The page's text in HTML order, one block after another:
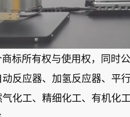
标所有权与使用权，同时
反应器、加氢反应器、平
化工、精细化工、有机化